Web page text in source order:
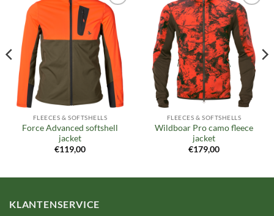
Toevoegen
aan
verlanglijst
FLEECES & SOFTSHELLS
Force Advanced softshell
jacket
€119,00
Toevoegen
aan
verlanglijst
FLEECES & SOFTSHELLS
Wildboar Pro camo fleece
jacket
€179,00
KLANTENSERVICE